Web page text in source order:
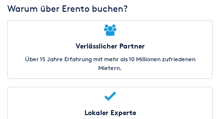
Warum über Erento buchen?
Verlässlicher Partner
Über 15 Jahre Erfahrung mit mehr als 10 Millionen zufriedenen
Mietern.
Lokaler Experte